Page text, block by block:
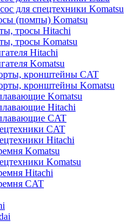
для спецтехники Komatsu
(помпы) Komatsu
тросы Hitachi
тросы Komatsu
Hitachi
Komatsu
кронштейны CAT
кронштейны Komatsu
Komatsu
Hitachi
CAT
CAT
Hitachi
Komatsu
Komatsu
Hitachi
CAT